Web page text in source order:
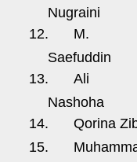
12.
M.
13.
Ali
Nashoha
14.
Qorina
15.